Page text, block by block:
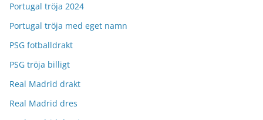
Portugal tröja 2024
Portugal tröja med eget namn
PSG fotballdrakt
PSG tröja billigt
Real Madrid drakt
Real Madrid dres